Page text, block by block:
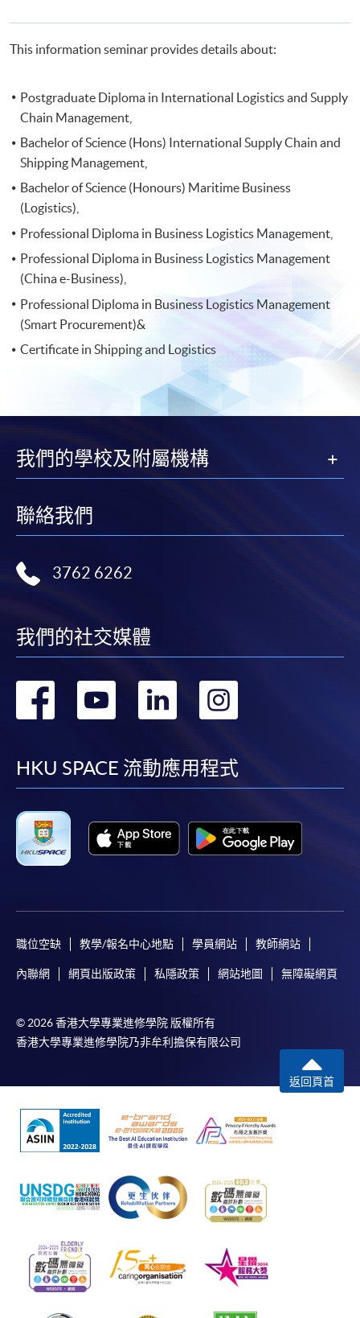
This information seminar provides details about:
Postgraduate Diploma in International Logistics and Supply
Chain Management,
Bachelor of Science (Hons) International Supply Chain and
Shipping Management,
Bachelor of Science (Honours) Maritime Business
(Logistics),
Professional Diploma in Business Logistics Management,
Professional Diploma in Business Logistics Management
(China e-Business),
Professional Diploma in Business Logistics Management
(Smart Procurement)&
Certificate in Shipping and Logistics
我們的學校及附屬機構
聯絡我們
3762 6262
我們的社交媒體
轉
facebook
轉
youtube
轉
linkedin
HKU SPACE 流動應用程式
職位空缺 教學/報名中心地點 學員網站 教師網站
內聯網 網頁出版政策 私隱政策 網站地圖 無障礙網頁
© 2026 香港大學專業進修學院 版權所有
香港大學專業進修學院乃非牟利擔保有限公司
返回頁首